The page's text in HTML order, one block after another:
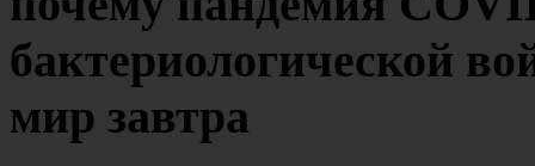
бактериологической
мир завтра